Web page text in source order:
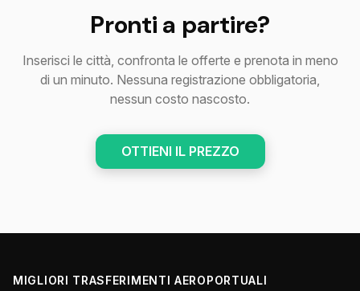
Pronti a partire?
Inserisci le città, confronta le offerte e prenota in meno
di un minuto. Nessuna registrazione obbligatoria,
nessun costo nascosto.
OTTIENI IL PREZZO
MIGLIORI TRASFERIMENTI AEROPORTUALI